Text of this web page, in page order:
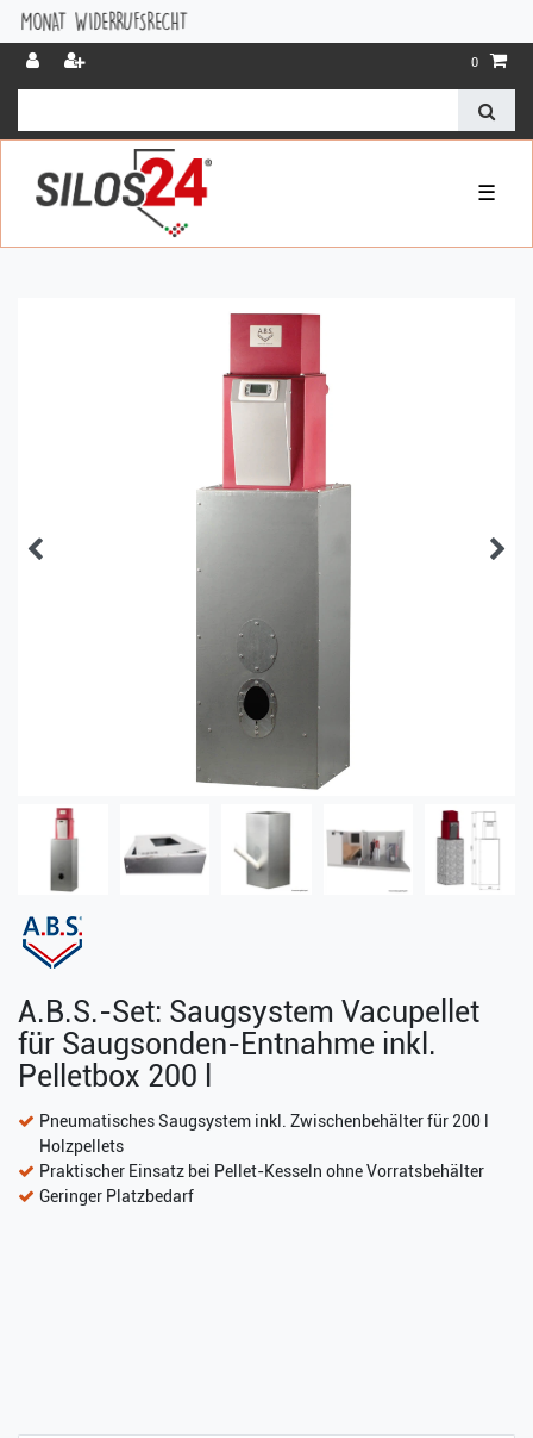
0
☰
A.B.S.-Set: Saugsystem Vacupellet
für Saugsonden-Entnahme inkl.
Pelletbox 200 l
Pneumatisches Saugsystem inkl. Zwischenbehälter für 200 l
Holzpellets
Praktischer Einsatz bei Pellet-Kesseln ohne Vorratsbehälter
Geringer Platzbedarf